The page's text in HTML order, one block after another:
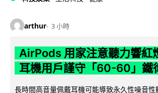
arthur 3 小時
AirPods 用家注意聽力響紅
耳機用戶謹守「60-60」鐵
長時間高音量佩戴耳機可能導致永久性噪音